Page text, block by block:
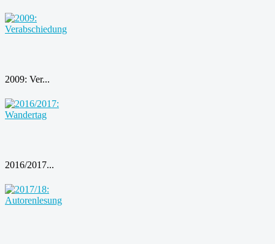
2009: Ver...
2016/2017...